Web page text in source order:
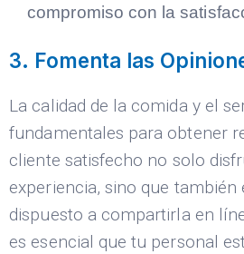
compromiso con la
3. Fomenta las
La calidad de la comida y el
fundamentales para obtener
cliente satisfecho no solo
experiencia, sino que también
dispuesto a compartirla en
es esencial que tu personal